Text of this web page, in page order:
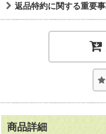
返品特約に関する重要
商品詳細